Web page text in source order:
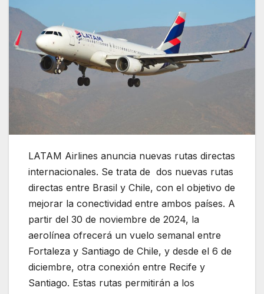
LATAM Airlines anuncia nuevas rutas directas
internacionales. Se trata de dos nuevas rutas
directas entre Brasil y Chile, con el objetivo de
mejorar la conectividad entre ambos países. A
partir del 30 de noviembre de 2024, la
aerolínea ofrecerá un vuelo semanal entre
Fortaleza y Santiago de Chile, y desde el 6 de
diciembre, otra conexión entre Recife y
Santiago. Estas rutas permitirán a los